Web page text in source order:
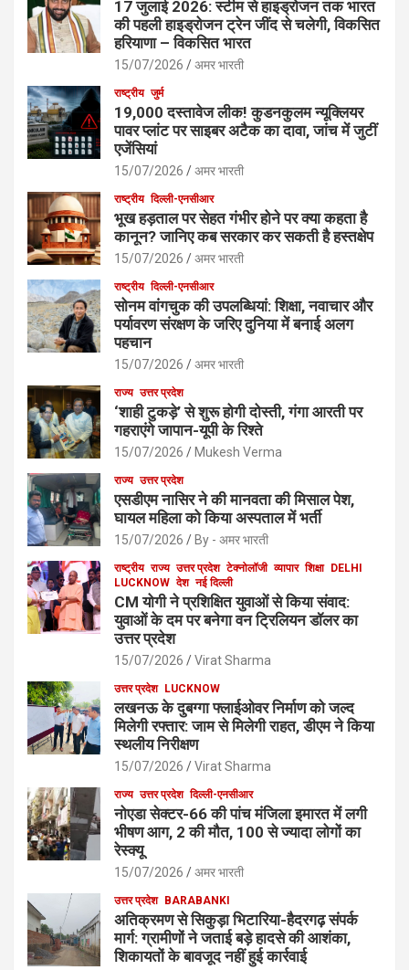
17 जुलाई 2026: स्टीम से हाइड्रोजन तक भारत
की पहली हाइड्रोजन ट्रेन जींद से चलेगी, विकसित
हरियाणा – विकसित भारत
15/07/2026 अमर भारती
राष्ट्रीय जुर्म
19,000 दस्तावेज लीक! कुडनकुलम न्यूक्लियर
पावर प्लांट पर साइबर अटैक का दावा, जांच में जुटीं
एजेंसियां
15/07/2026 अमर भारती
राष्ट्रीय दिल्ली-एनसीआर
भूख हड़ताल पर सेहत गंभीर होने पर क्या कहता है
कानून? जानिए कब सरकार कर सकती है हस्तक्षेप
15/07/2026 अमर भारती
राष्ट्रीय दिल्ली-एनसीआर
सोनम वांगचुक की उपलब्धियां: शिक्षा, नवाचार और
पर्यावरण संरक्षण के जरिए दुनिया में बनाई अलग
पहचान
15/07/2026 अमर भारती
राज्य उत्तर प्रदेश
‘शाही टुकड़े’ से शुरू होगी दोस्ती, गंगा आरती पर
गहराएंगे जापान-यूपी के रिश्ते
15/07/2026 Mukesh Verma
राज्य उत्तर प्रदेश
एसडीएम नासिर ने की मानवता की मिसाल पेश,
घायल महिला को किया अस्पताल में भर्ती
15/07/2026 By - अमर भारती
राष्ट्रीय राज्य उत्तर प्रदेश टेक्नोलॉजी व्यापार शिक्षा
DELHI
LUCKNOW देश नई दिल्ली
CM योगी ने प्रशिक्षित युवाओं से किया संवाद:
युवाओं के दम पर बनेगा वन ट्रिलियन डॉलर का
उत्तर प्रदेश
15/07/2026 Virat Sharma
उत्तर प्रदेश LUCKNOW
लखनऊ के दुबग्गा फ्लाईओवर निर्माण को जल्द
मिलेगी रफ्तार: जाम से मिलेगी राहत, डीएम ने किया
स्थलीय निरीक्षण
15/07/2026 Virat Sharma
राज्य उत्तर प्रदेश दिल्ली-एनसीआर
नोएडा सेक्टर-66 की पांच मंजिला इमारत में लगी
भीषण आग, 2 की मौत, 100 से ज्यादा लोगों का
रेस्क्यू
15/07/2026 अमर भारती
उत्तर प्रदेश BARABANKI
अतिक्रमण से सिकुड़ा भिटारिया-हैदरगढ़ संपर्क
मार्ग: ग्रामीणों ने जताई बड़े हादसे की आशंका,
शिकायतों के बावजूद नहीं हुई कार्रवाई